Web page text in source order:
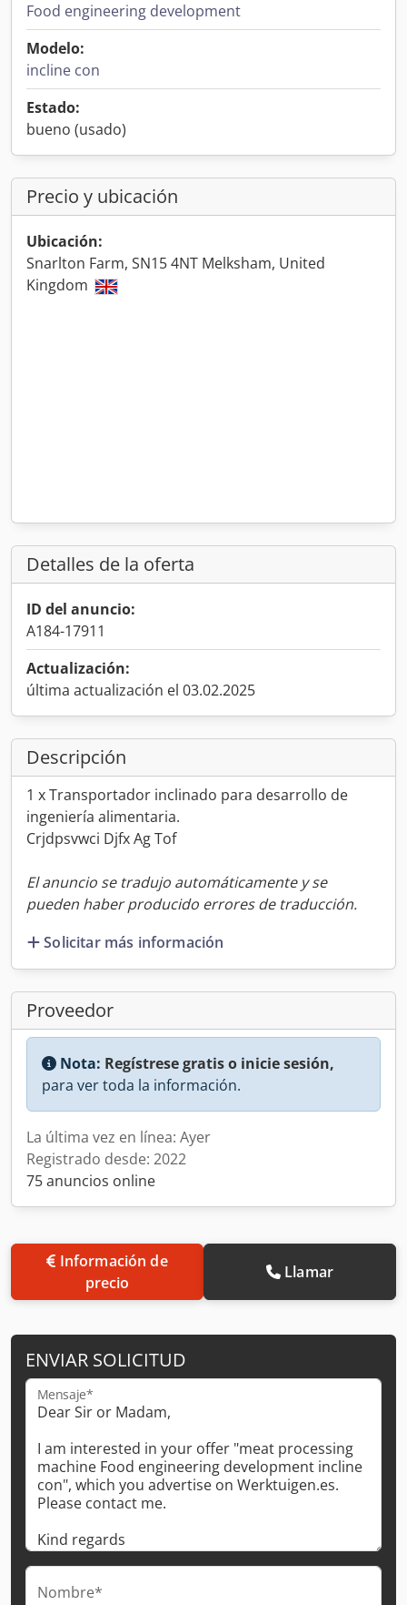
Food engineering development
Modelo:
incline con
Estado:
bueno (usado)
Precio y ubicación
Ubicación:
Snarlton Farm, SN15 4NT Melksham, United
Kingdom
Detalles de la oferta
ID del anuncio:
A184-17911
Actualización:
última actualización el 03.02.2025
Descripción
1 x Transportador inclinado para desarrollo de
ingeniería alimentaria.
Crjdpsvwci Djfx Ag Tof
El anuncio se tradujo automáticamente y se
pueden haber producido errores de traducción.
Solicitar más información
Proveedor
Nota: Regístrese gratis o inicie sesión,
para ver toda la información.
La última vez en línea: Ayer
Registrado desde: 2022
75 anuncios online
precio
Llamar
ENVIAR SOLICITUD
Mensaje*
Nombre*